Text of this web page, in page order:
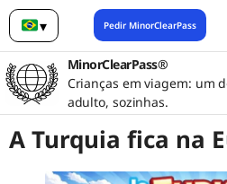
▾
Português (Brasil)
Pedir MinorClearPass
MinorClearPass®
Crianças em viagem: um
adulto, sozinhas.
A Turquia fica na